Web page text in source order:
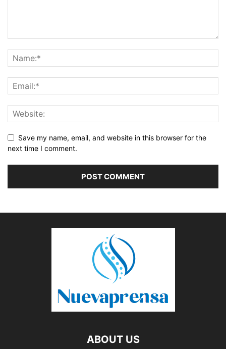
Save my name, email, and website in this browser for the
next time I comment.
ABOUT US